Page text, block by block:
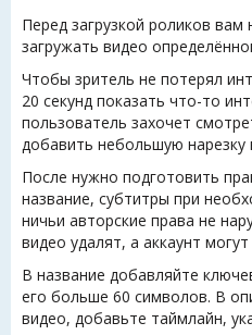
Перед загрузкой роликов
загружать видео
Чтобы зритель не потерял
20 секунд показать что-то
пользователь захочет
добавить небольшую нарезку
После нужно подготовить
название, субтитры при
ничьи авторские права не
видео удалят, а аккаунт
В название добавляйте
его больше 60 символов. В
видео, добавьте таймлайн,